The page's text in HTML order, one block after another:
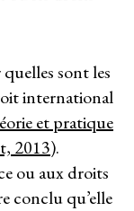
sont les
international
et pratique
2013).
ou aux droits
conclu qu’elle